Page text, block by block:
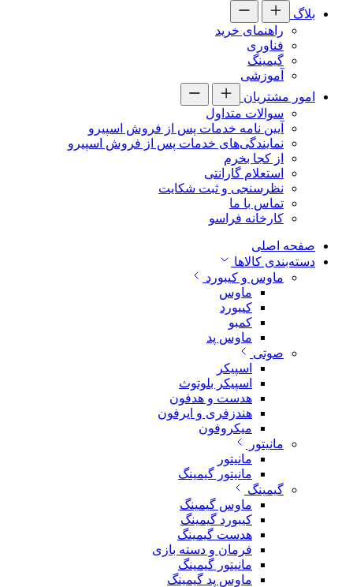
بلاگ
راهنمای خرید
فناوری
گیمینگ
آموزشی
امور مشتریان
سوالات متداول
آیین نامه خدمات پس از فروش اسپیرو
نمایندگی‌های خدمات پس از فروش اسپیرو
از کجا بخرم
استعلام گارانتی
نظرسنجی و ثبت شکایت
تماس با ما
کارخانه فراسو
صفحه اصلی
دسته‌بندی کالاها
ماوس و کیبورد
ماوس
کیبورد
کمبو
ماوس پد
صوتی
اسپیکر
اسپیکر بلوتوث
هدست و هدفون
هندزفری و ایرفون
میکروفون
مانیتور
مانیتور
مانیتور گیمینگ
گیمینگ
ماوس گیمینگ
کیبورد گیمینگ
هدست گیمینگ
فرمان و دسته بازی
مانیتور گیمینگ
ماوس پد گیمینگ